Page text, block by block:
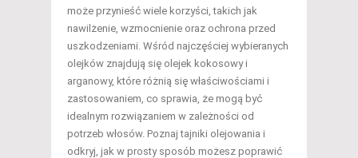
może przynieść wiele korzyści, takich jak
nawilżenie, wzmocnienie oraz ochrona przed
uszkodzeniami. Wśród najczęściej wybieranych
olejków znajdują się olejek kokosowy i
arganowy, które różnią się właściwościami i
zastosowaniem, co sprawia, że mogą być
idealnym rozwiązaniem w zależności od
potrzeb włosów. Poznaj tajniki olejowania i
odkryj, jak w prosty sposób możesz poprawić